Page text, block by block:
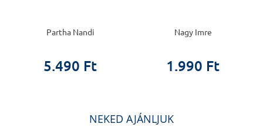
Partha Nandi
5.490 Ft
Nagy Imre
1.990 Ft
NEKED AJÁNLJUK